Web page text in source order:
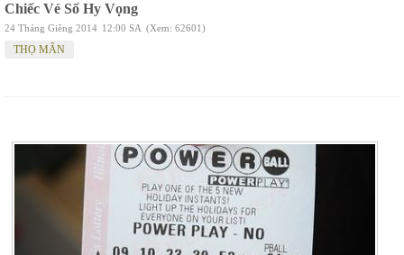
Chiếc Vé Số Hy Vọng
24 Tháng Giêng 2014 12:00 SA (Xem: 62601)
THỌ MÂN